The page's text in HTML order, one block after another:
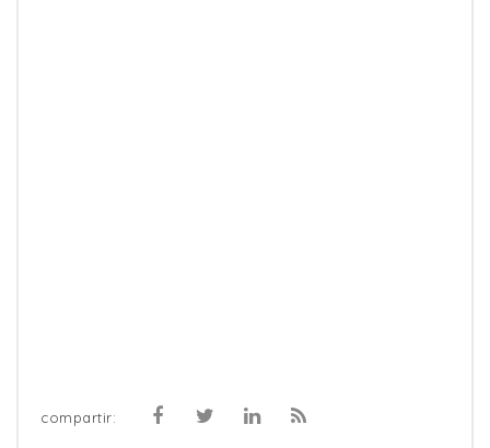
compartir: